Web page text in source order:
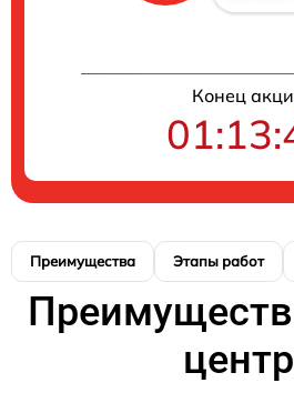
Конец
Преимущества Этапы работ